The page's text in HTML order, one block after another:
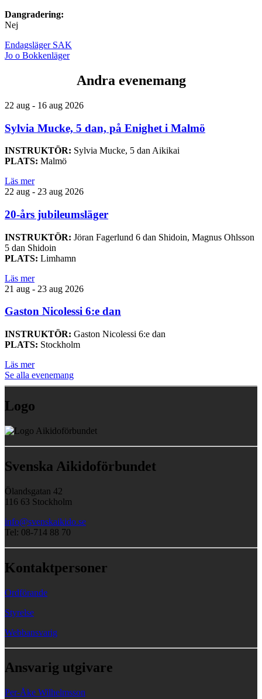
Dangradering:
Nej
Endagsläger SAK
Jo o Bokkenläger
Andra evenemang
22 aug - 16 aug 2026
Sylvia Mucke, 5 dan, på Enighet i Malmö
INSTRUKTÖR: Sylvia Mucke, 5 dan Aikikai
PLATS: Malmö
Läs mer
22 aug - 23 aug 2026
20-års jubileumsläger
INSTRUKTÖR: Jöran Fagerlund 6 dan Shidoin, Magnus Ohlsson
5 dan Shidoin
PLATS: Limhamn
Läs mer
21 aug - 23 aug 2026
Gaston Nicolessi 6:e dan
INSTRUKTÖR: Gaston Nicolessi 6:e dan
PLATS: Stockholm
Läs mer
Se alla evenemang
Logo
Svenska Aikidoförbundet
Ölandsgatan 42
116 63 Stockholm
info@svenskaikido.se
Tel: 08-714 88 70
Kontaktpersoner
Ordförande
Styrelse
Webbansvarig
Ansvarig utgivare
Per-Åke Wilhelmsson